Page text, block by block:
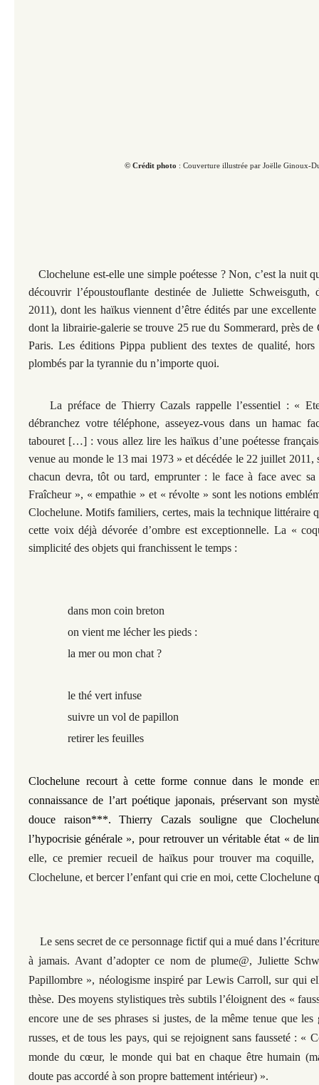
© Crédit photo : Couverture illustrée par Joëlle Ginoux-
Clochelune est-elle une simple poétesse ? Non, c’est la nuit
découvrir l’époustouflante destinée de Juliette Schweisguth,
2011), dont les haïkus viennent d’être édités par une
dont la librairie-galerie se trouve 25 rue du Sommerard, près de
Paris. Les éditions Pippa publient des textes de qualité, hors
plombés par la tyrannie du n’importe quoi.
La préface de Thierry Cazals rappelle l’essentiel : «
débranchez votre téléphone, asseyez-vous dans un hamac
tabouret […] : vous allez lire les haïkus d’une poétesse
venue au monde le 13 mai 1973 » et décédée le 22 juillet 2011,
chacun devra, tôt ou tard, emprunter : le face à face avec
Fraîcheur », « empathie » et « révolte » sont les notions
Clochelune. Motifs familiers, certes, mais la technique littéraire
cette voix déjà dévorée d’ombre est exceptionnelle. La «
simplicité des objets qui franchissent le temps :
dans mon coin breton
on vient me lécher les pieds :
la mer ou mon chat ?
le thé vert infuse
suivre un vol de papillon
retirer les feuilles
Clochelune recourt à cette forme connue dans le monde
connaissance de l’art poétique japonais, préservant son
douce raison***. Thierry Cazals souligne que
l’hypocrisie générale », pour retrouver un véritable état « de
elle, ce premier recueil de haïkus pour trouver ma coquille,
Clochelune, et bercer l’enfant qui crie en moi, cette Clochelune
Le sens secret de ce personnage fictif qui a mué dans
à jamais. Avant d’adopter ce nom de plume@, Juliette
Papillombre », néologisme inspiré par Lewis Carroll, sur qui
thèse. Des moyens stylistiques très subtils l’éloignent des «
encore une de ses phrases si justes, de la même tenue que les
russes, et de tous les pays, qui se rejoignent sans fausseté : «
monde du cœur, le monde qui bat en chaque être humain
doute pas accordé à son propre battement intérieur) ».